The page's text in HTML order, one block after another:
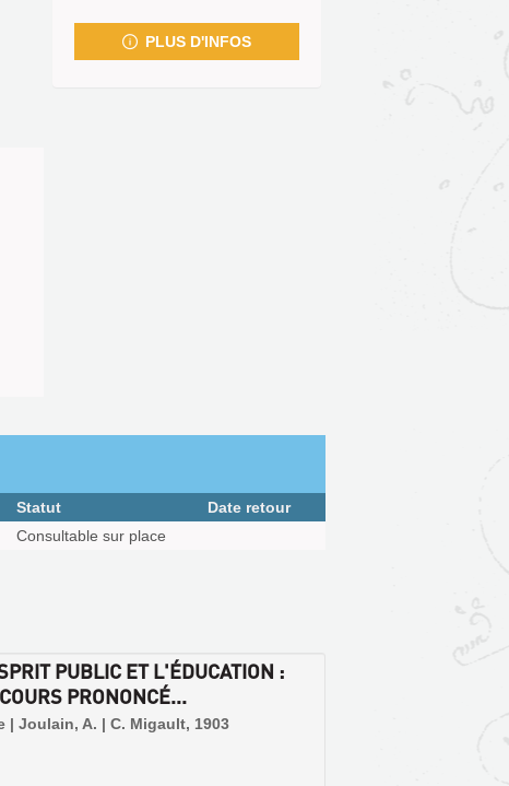
PLUS D'INFOS
Statut
Date retour
Consultable sur place
PUBLIC ET L'ÉDUCATION :
PRONONCÉ...
| Joulain, A. | C. Migault, 1903